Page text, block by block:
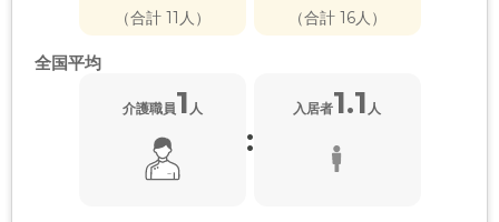
（合計 11人） （合計 16人）
全国平均
介護職員1 人
:
入居者1.1 人